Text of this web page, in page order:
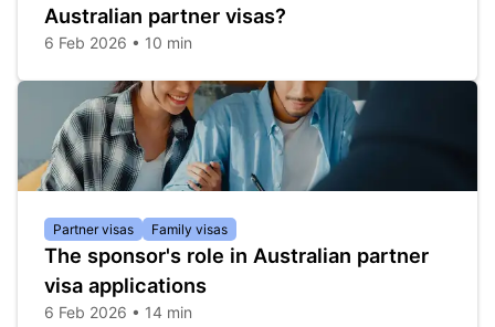
Australian partner visas?
6 Feb 2026 • 10 min
Partner visas Family visas
The sponsor's role in Australian partner
visa applications
6 Feb 2026 • 14 min